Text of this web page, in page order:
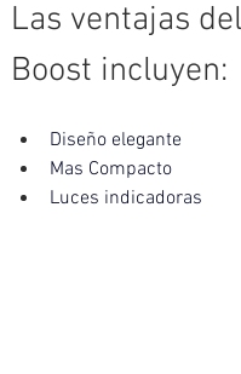
Las ventajas
Boost incluyen:
Diseño elegante
Mas Compacto
Luces indicadoras